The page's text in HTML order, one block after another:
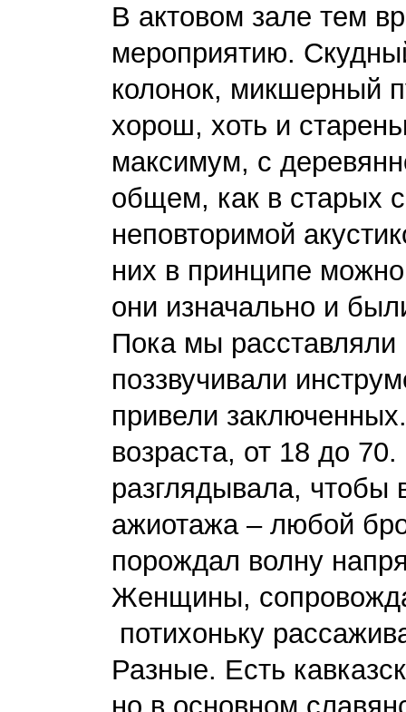
В актовом зале тем
мероприятию.
колонок, микшерный
хорош, хоть и
максимум, с
общем, как в старых
неповторимой
них в принципе
они изначально и
Пока мы
поззвучивали
привели
возраста, от 18 до
разглядывала, чтобы
ажиотажа – любой
порождал волну
Женщины,
потихоньку
Разные. Есть